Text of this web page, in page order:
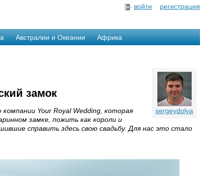
войти регистрация
Австралии и Океании Африка
sergeydolya
замок
Your Royal Wedding, которая
замке, пожить как короли и
справить здесь свою свадьбу. Для нас это стало